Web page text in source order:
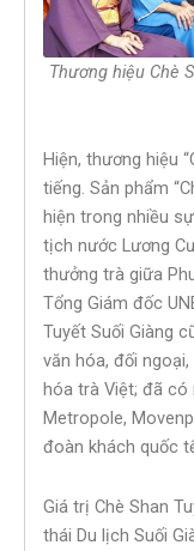
Thương hiệu Chè
Hiện, thương hiệu
tiếng. Sản phẩm
hiện trong nhiều
tịch nước Lương
thưởng trà giữa
Tổng Giám đốc
Tuyết Suối Giàng
văn hóa, đối
hóa trà Việt; đã
Metropole,
đoàn khách quốc
Giá trị Chè Shan
thái Du lịch Suối